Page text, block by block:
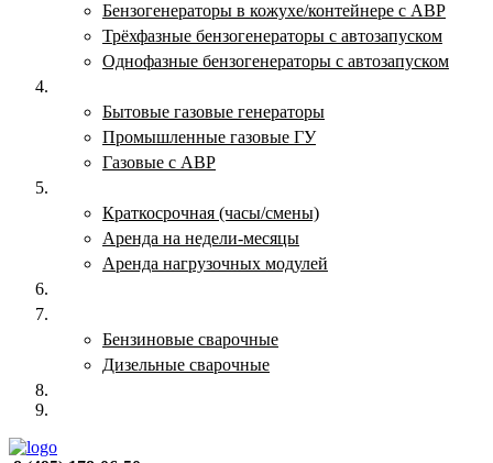
Бензогенераторы в кожухе/контейнере с АВР
Трёхфазные бензогенераторы с автозапуском
Однофазные бензогенераторы с автозапуском
Бытовые газовые генераторы
Промышленные газовые ГУ
Газовые с АВР
Краткосрочная (часы/смены)
Аренда на недели-месяцы
Аренда нагрузочных модулей
Бензиновые сварочные
Дизельные сварочные